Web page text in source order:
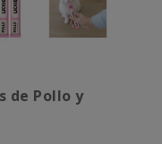
de Pollo y